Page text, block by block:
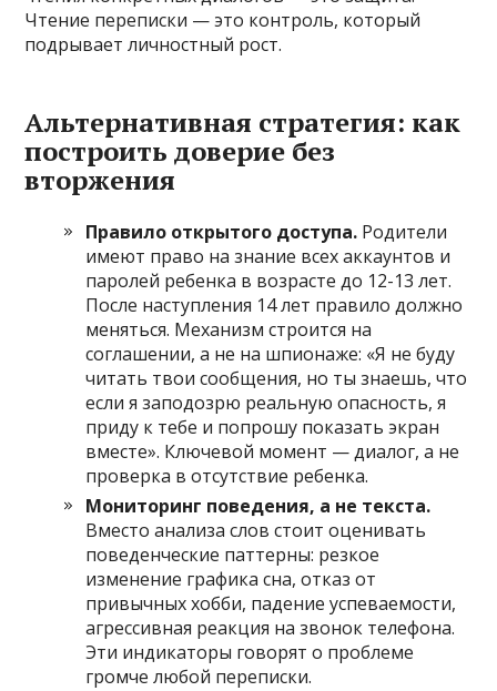
Чтение переписки — это контроль, который
подрывает личностный рост.
Альтернативная стратегия: как
построить доверие без
вторжения
Правило открытого доступа. Родители
имеют право на знание всех аккаунтов и
паролей ребенка в возрасте до 12-13 лет.
После наступления 14 лет правило должно
меняться. Механизм строится на
соглашении, а не на шпионаже: «Я не буду
читать твои сообщения, но ты знаешь, что
если я заподозрю реальную опасность, я
приду к тебе и попрошу показать экран
вместе». Ключевой момент — диалог, а не
проверка в отсутствие ребенка.
Мониторинг поведения, а не текста.
Вместо анализа слов стоит оценивать
поведенческие паттерны: резкое
изменение графика сна, отказ от
привычных хобби, падение успеваемости,
агрессивная реакция на звонок телефона.
Эти индикаторы говорят о проблеме
громче любой переписки.